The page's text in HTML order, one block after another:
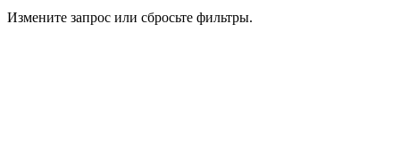
Измените запрос или сбросьте фильтры.